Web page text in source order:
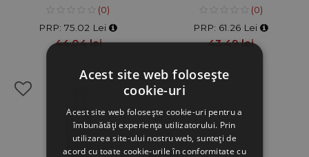
(0)
PRP: 75.02 Lei
44.04 lei
(0)
PRP: 61.26 Lei
43.49 lei
Acest site web folosește
cookie-uri
Acest site web folosește cookie-uri pentru a
îmbunătăți experiența utilizatorului. Prin
utilizarea site-ului nostru web, sunteți de
acord cu toate cookie-urile în conformitate cu